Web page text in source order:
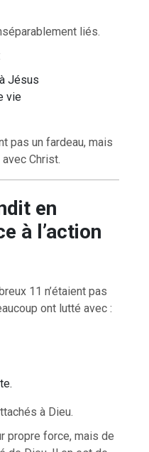
liés.
Jésus
vie
pas un fardeau, mais
Christ.
en
à l’action
11 n’étaient pas
ont lutté avec :
à Dieu.
propre force, mais de